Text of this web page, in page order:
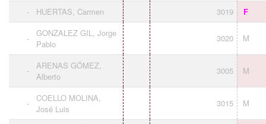
- HUERTAS, Carmen 3019 F
-
GONZALEZ GIL, Jorge
Pablo
3020 M
-
ARENAS GÓMEZ,
Alberto
3005 M
-
COELLO MOLINA,
José Luis
3015 M